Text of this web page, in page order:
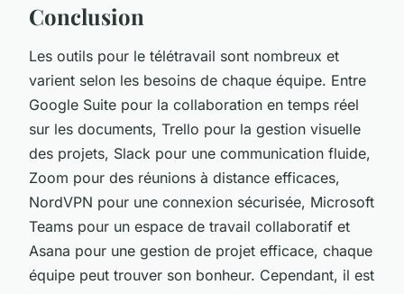
Conclusion
Les outils pour le télétravail sont nombreux et
varient selon les besoins de chaque équipe. Entre
Google Suite pour la collaboration en temps réel
sur les documents, Trello pour la gestion visuelle
des projets, Slack pour une communication fluide,
Zoom pour des réunions à distance efficaces,
NordVPN pour une connexion sécurisée, Microsoft
Teams pour un espace de travail collaboratif et
Asana pour une gestion de projet efficace, chaque
équipe peut trouver son bonheur. Cependant, il est